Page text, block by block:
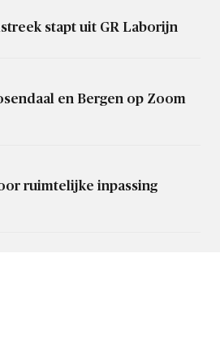
stapt uit GR Laborijn
en Bergen op Zoom
ruimtelijke inpassing